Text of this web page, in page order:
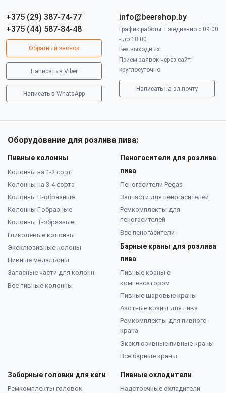
+375 (29) 387-74-77
+375 (44) 587-84-48
Обратный звонок
Написать в Viber
Написать в WhatsApp
info@beershop.by
График работы: Ежедневно с 09:00
- до 18:00
Без выходных
Прием заявок через сайт:
круглосуточно
Написать на эл.почту
Оборудование для розлива пива:
Пивные колонны
Колонны на 1-2 сорт
Колонны на 3-4 сорта
Колонны П-образные
Колонны Г-образные
Колонны Т-образные
Гликолевые колонны
Эксклюзивные колоны
Пивные медальоны
Запасные части для колонн
Все пивные колонны
Пеногасители для розлива
пива
Пеногасители Pegas
Запчасти для пеногасителей
Ремкомплекты для
пеногасителей
Все пеногасители
Барные краны для розлива
пива
Пивные краны с
компенсатором
Пивные шаровые краны
Азотные краны для пива
Ремкомплекты для пивного
крана
Эксклюзивные пивные краны
Все барные краны
Заборные головки для кеги
Ремкомплекты головок
Пивные охладители
Надстоечные охладители